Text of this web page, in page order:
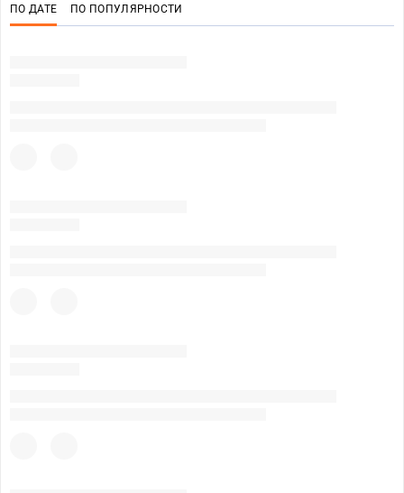
ПО ДАТЕ ПО ПОПУЛЯРНОСТИ